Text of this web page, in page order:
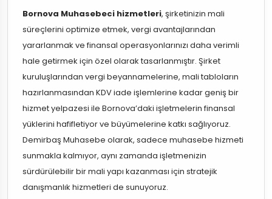
Bornova Muhasebeci hizmetleri, şirketinizin mali
süreçlerini optimize etmek, vergi avantajlarından
yararlanmak ve finansal operasyonlarınızı daha verimli
hale getirmek için özel olarak tasarlanmıştır. Şirket
kuruluşlarından vergi beyannamelerine, mali tabloların
hazırlanmasından KDV iade işlemlerine kadar geniş bir
hizmet yelpazesi ile Bornova’daki işletmelerin finansal
yüklerini hafifletiyor ve büyümelerine katkı sağlıyoruz.
Demirbaş Muhasebe olarak, sadece muhasebe hizmeti
sunmakla kalmıyor, aynı zamanda işletmenizin
sürdürülebilir bir mali yapı kazanması için stratejik
danışmanlık hizmetleri de sunuyoruz.